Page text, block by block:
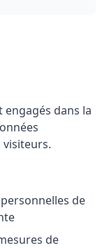
dans la
visiteurs.
de
de